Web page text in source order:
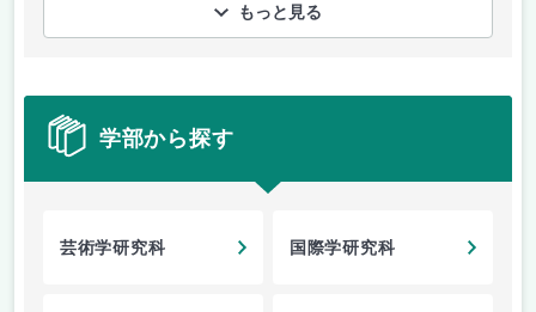
もっと見る
学部から探す
芸術学研究科 国際学研究科